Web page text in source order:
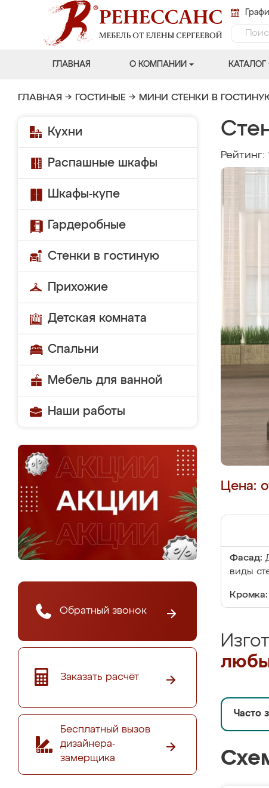
ГЛАВНАЯ О КОМПАНИИ КАТАЛОГ
ГЛАВНАЯ → ГОСТИНЫЕ → МИНИ СТЕНКИ В
Кухни
Распашные шкафы
Шкафы-купе
Гардеробные
Стенки в гостиную
Прихожие
Детская комната
Спальни
Мебель для ванной
Наши работы
Обратный звонок
Заказать расчёт
Бесплатный вызов
дизайнера-
замерщика
Рейтинг:
Цена:
Фасад:
виды
Кромка:
Часто